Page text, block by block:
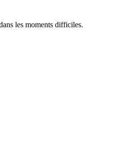
les moments difficiles.